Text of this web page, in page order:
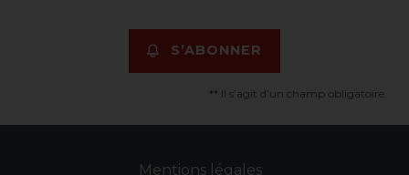
S’ABONNER
** Il s’agit d’un champ obligatoire.
Mentions légales